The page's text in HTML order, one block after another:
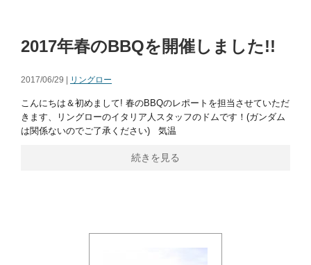
2017年春のBBQを開催しました!!
2017/06/29 | リングロー
こんにちは＆初めまして! 春のBBQのレポートを担当させていただ
きます、リングローのイタリア人スタッフのドムです！(ガンダム
は関係ないのでご了承ください) 気温
続きを見る